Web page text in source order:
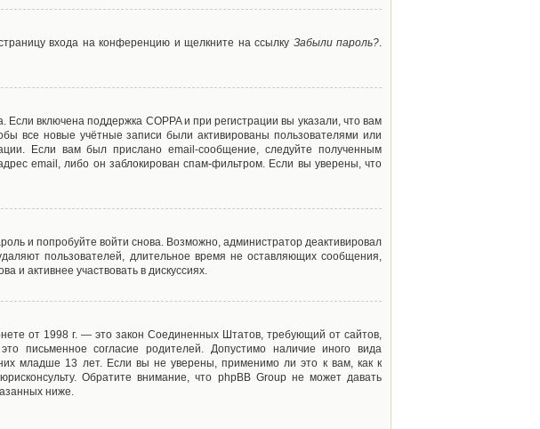
входа на конференцию и щелкните на ссылку Забыли пароль?.
включена поддержка COPPA и при регистрации вы указали, что вам
все новые учётные записи были активированы пользователями или
Если вам был прислано email-сообщение, следуйте полученным
email, либо он заблокирован спам-фильтром. Если вы уверены, что
и попробуйте войти снова. Возможно, администратор деактивировал
пользователей, длительное время не оставляющих сообщения,
и активнее участвовать в дискуссиях.
от 1998 г. — это закон Соединенных Штатов, требующий от сайтов,
письменное согласие родителей. Допустимо наличие иного вида
младше 13 лет. Если вы не уверены, применимо ли это к вам, как к
Обратите внимание, что phpBB Group не может давать
ниже.